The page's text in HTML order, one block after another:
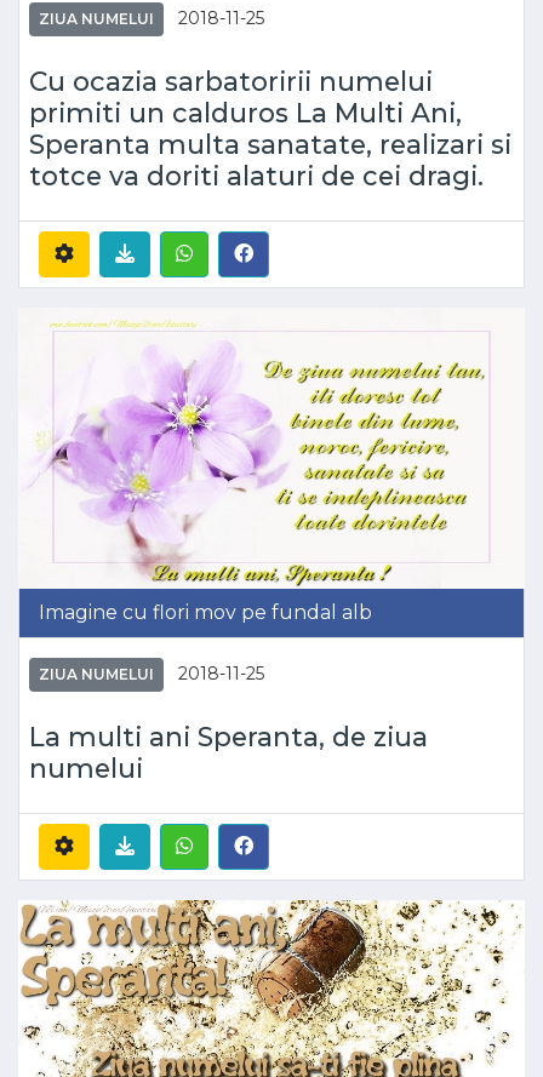
ZIUA NUMELUI 2018-11-25
Cu ocazia sarbatoririi numelui
primiti un calduros La Multi Ani,
Speranta multa sanatate, realizari si
totce va doriti alaturi de cei dragi.
Imagine cu flori mov pe fundal alb
ZIUA NUMELUI 2018-11-25
La multi ani Speranta, de ziua
numelui